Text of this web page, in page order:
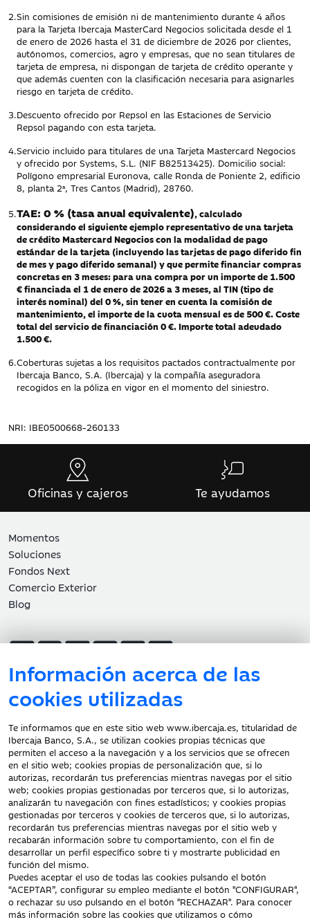
2.Sin comisiones de emisión ni de mantenimiento durante 4 años
para la Tarjeta Ibercaja MasterCard Negocios solicitada desde el 1
de enero de 2026 hasta el 31 de diciembre de 2026 por clientes,
autónomos, comercios, agro y empresas, que no sean titulares de
tarjeta de empresa, ni dispongan de tarjeta de crédito operante y
que además cuenten con la clasificación necesaria para asignarles
riesgo en tarjeta de crédito.
3.Descuento ofrecido por Repsol en las Estaciones de Servicio
Repsol pagando con esta tarjeta.
4.Servicio incluido para titulares de una Tarjeta Mastercard Negocios
y ofrecido por Systems, S.L. (NIF B82513425). Domicilio social:
Polígono empresarial Euronova, calle Ronda de Poniente 2, edificio
8, planta 2ª, Tres Cantos (Madrid), 28760.
5.TAE: 0 % (tasa anual equivalente), calculado
considerando el siguiente ejemplo representativo de una tarjeta
de crédito Mastercard Negocios con la modalidad de pago
estándar de la tarjeta (incluyendo las tarjetas de pago diferido fin
de mes y pago diferido semanal) y que permite financiar compras
concretas en 3 meses: para una compra por un importe de 1.500
€ financiada el 1 de enero de 2026 a 3 meses, al TIN (tipo de
interés nominal) del 0 %, sin tener en cuenta la comisión de
mantenimiento, el importe de la cuota mensual es de 500 €. Coste
total del servicio de financiación 0 €. Importe total adeudado
1.500 €.
6.Coberturas sujetas a los requisitos pactados contractualmente por
Ibercaja Banco, S.A. (Ibercaja) y la compañía aseguradora
recogidos en la póliza en vigor en el momento del siniestro.
NRI: IBE0500668-260133
Información acerca de las
cookies utilizadas
Te informamos que en este sitio web www.ibercaja.es, titularidad de
Ibercaja Banco, S.A., se utilizan cookies propias técnicas que
permiten el acceso a la navegación y a los servicios que se ofrecen
en el sitio web; cookies propias de personalización que, si lo
autorizas, recordarán tus preferencias mientras navegas por el sitio
web; cookies propias gestionadas por terceros que, si lo autorizas,
analizarán tu navegación con fines estadísticos; y cookies propias
gestionadas por terceros y cookies de terceros que, si lo autorizas,
recordarán tus preferencias mientras navegas por el sitio web y
recabarán información sobre tu comportamiento, con el fin de
desarrollar un perfil específico sobre ti y mostrarte publicidad en
función del mismo.
Puedes aceptar el uso de todas las cookies pulsando el botón
“ACEPTAR”, configurar su empleo mediante el botón "CONFIGURAR",
o rechazar su uso pulsando en el botón "RECHAZAR". Para conocer
más información sobre las cookies que utilizamos o cómo
Oficinas y cajeros Te ayudamos
Momentos
Soluciones
Fondos Next
Comercio Exterior
Blog
Atención al cliente
Documentación a clientes
Aviso Legal
Protección datos
personales
Tarifas y Cotizaciones
Tablón de Anuncios
Política de cookies
Declaración de
accesibilidad